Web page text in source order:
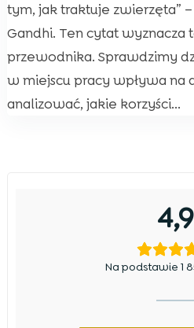
tym, jak traktuje zwierzęta”
Gandhi. Ten cytat wyznacza
przewodnika. Sprawdzimy
w miejscu pracy wpływa na
analizować, jakie korzyści...
4,9
Na podstawie 1